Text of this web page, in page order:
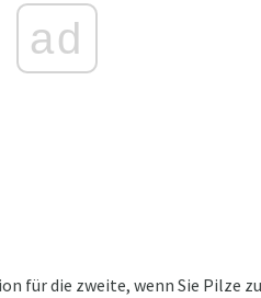
ad
für die zweite, wenn Sie Pilze